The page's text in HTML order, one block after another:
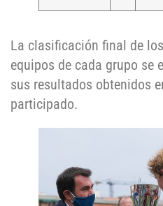
La clasificación final de
equipos de cada grupo se
sus resultados obtenidos
participado.